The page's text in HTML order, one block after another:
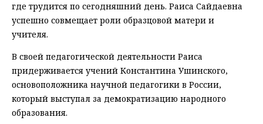
где трудится по сегодняшний день. Раиса Сайдаевна
успешно совмещает роли образцовой матери и
учителя.
В своей педагогической деятельности Раиса
придерживается учений Константина Ушинского,
основоположника научной педагогики в России,
который выступал за демократизацию народного
образования.